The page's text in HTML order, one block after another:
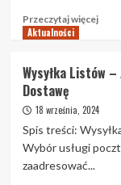
pilarek
Przeczytaj więcej
jak
i
Aktualności
Wysyłka Listów
Dostawę
18 września, 2024
Spis treści:
Wybór usługi
zaadresować...